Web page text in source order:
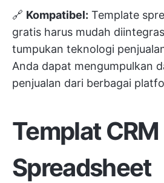
🔗 Kompatibel: Template
gratis harus mudah
tumpukan teknologi
Anda dapat mengumpulkan
penjualan dari berbagai
Templat
Spreadsheet